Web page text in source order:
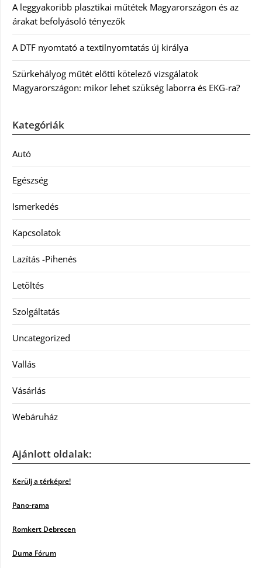
A leggyakoribb plasztikai műtétek Magyarországon és az
árakat befolyásoló tényezők
A DTF nyomtató a textilnyomtatás új királya
Szürkehályog műtét előtti kötelező vizsgálatok
Magyarországon: mikor lehet szükség laborra és EKG-ra?
Kategóriák
Autó
Egészség
Ismerkedés
Kapcsolatok
Lazítás -Pihenés
Letöltés
Szolgáltatás
Uncategorized
Vallás
Vásárlás
Webáruház
Ajánlott oldalak:
Kerülj a térképre!
Pano-rama
Romkert Debrecen
Duma Fórum